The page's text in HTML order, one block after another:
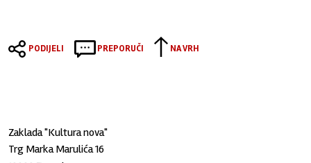
PODIJELI PREPORUČI NA VRH
Zaklada "Kultura nova"
Trg Marka Marulića 16